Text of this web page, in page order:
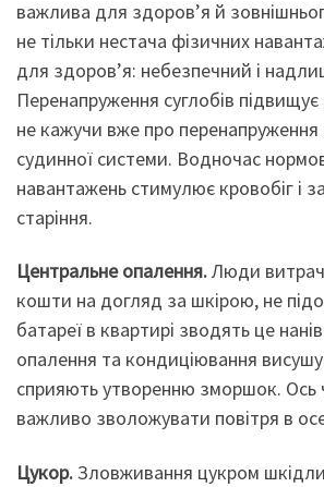
важлива для здоров’я й
не тільки нестача фізичних
для здоров’я: небезпечний і
Перенапруження суглобів
не кажучи вже про перенапруження
судинної системи. Водночас
навантажень стимулює кровобіг і
старіння.
Центральне опалення.Люди
кошти на догляд за шкірою, не
батареї в квартирі зводять це
опалення та кондиціювання
сприяють утворенню зморшок. Ось
важливо зволожувати повітря в
Цукор.Зловживання цукром